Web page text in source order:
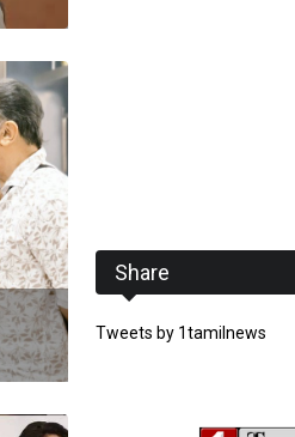
Share
Tweets by 1tamilnews